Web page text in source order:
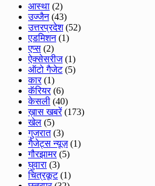
आस्था (2)
उज्जैन(43)
उत्तरप्रदेश(52)
एडमिशन(1)
एप्स (2)
ऐक्सेसरीज(1)
ऑटो गैजेट(5)
कार(1)
कॅरियर(6)
केसली (40)
ख़ास खबरें(173)
खेल (5)
गुजरात(3)
गैजेट्स न्यूज़(1)
गौरझामर(5)
घुवारा (3)
चित्रकूट(1)